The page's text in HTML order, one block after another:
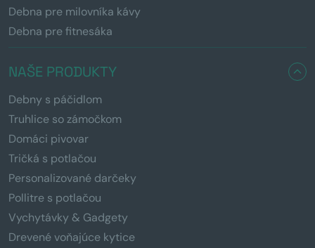
Debna pre milovníka kávy
Debna pre fitnesáka
NAŠE PRODUKTY
Debny s páčidlom
Truhlice so zámočkom
Domáci pivovar
Tričká s potlačou
Personalizované darčeky
Pollitre s potlačou
Vychytávky & Gadgety
Drevené voňajúce kytice